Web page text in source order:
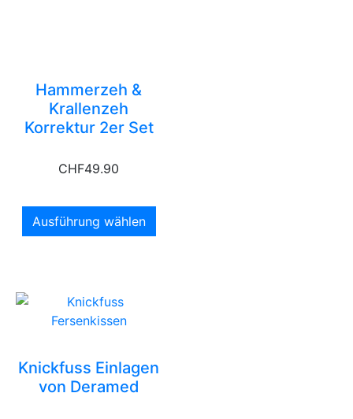
Hammerzeh &
Krallenzeh
Korrektur 2er Set
CHF49.90
Ausführung wählen
Knickfuss Einlagen
von Deramed